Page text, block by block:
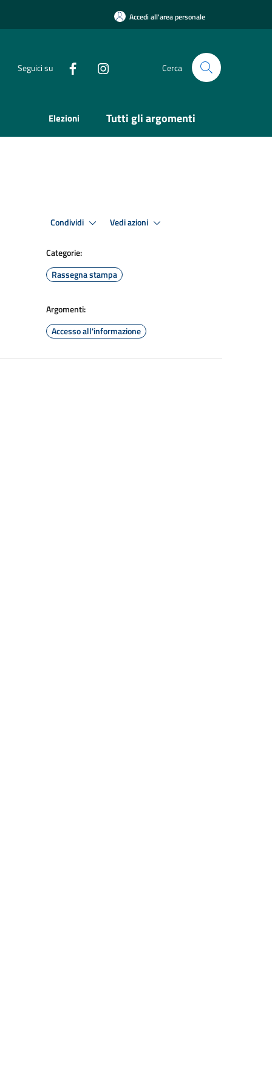
Accedi all'area personale
Seguici su Cerca
Elezioni Tutti gli argomenti
Condividi Vedi azioni
Categorie:
Rassegna stampa
Argomenti:
Accesso all'informazione